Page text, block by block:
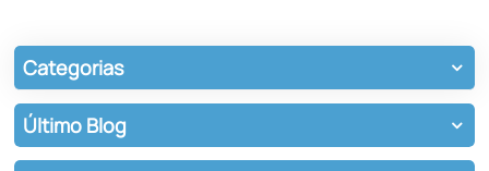
Categorias
Último Blog